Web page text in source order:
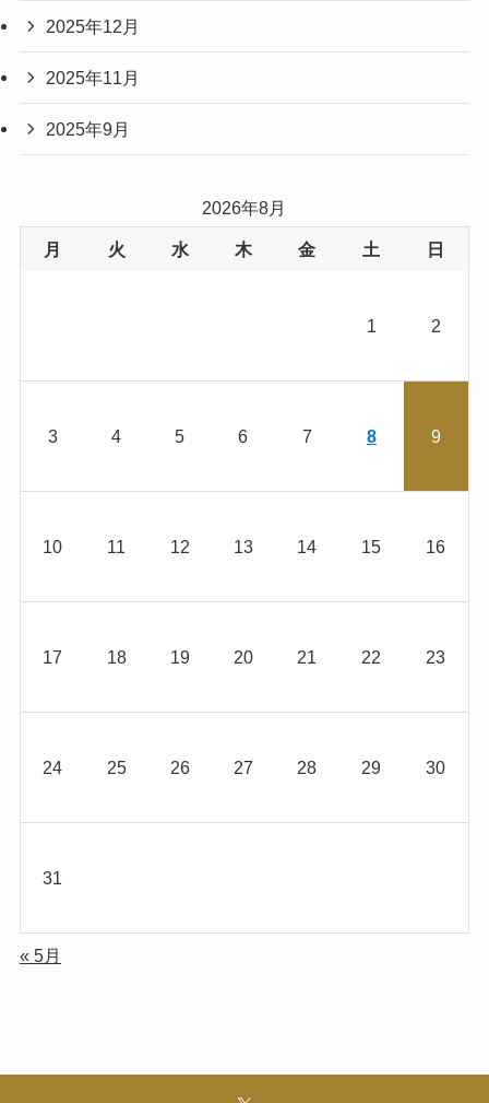
2025年12月
2025年11月
2025年9月
2026年8月
月 火 水 木 金 土 日
1 2
3 4 5 6 7 8 9
10 11 12 13 14 15 16
17 18 19 20 21 22 23
24 25 26 27 28 29 30
31
« 5月